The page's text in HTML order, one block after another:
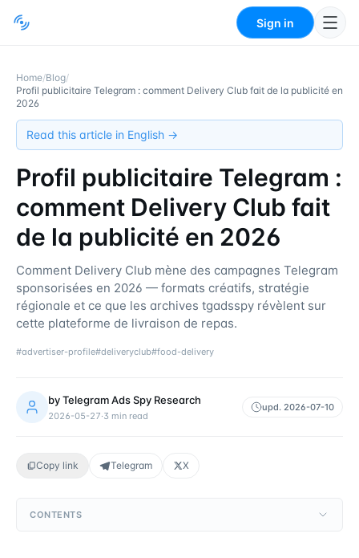
Sign in
Home/Blog/
Profil publicitaire Telegram : comment Delivery Club fait de la publicité en
2026
Read this article in English →
Profil publicitaire Telegram :
comment Delivery Club fait
de la publicité en 2026
Comment Delivery Club mène des campagnes Telegram
sponsorisées en 2026 — formats créatifs, stratégie
régionale et ce que les archives tgadsspy révèlent sur
cette plateforme de livraison de repas.
#advertiser-profile#deliveryclub#food-delivery
byTelegram Ads Spy Research
2026-05-27·3 min read
upd. 2026-07-10
Copy link Telegram X
CONTENTS